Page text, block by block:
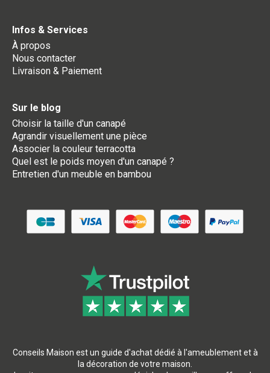
Infos & Services
À propos
Nous contacter
Livraison & Paiement
Sur le blog
Choisir la taille d'un canapé
Agrandir visuellement une pièce
Associer la couleur terracotta
Quel est le poids moyen d'un canapé ?
Entretien d'un meuble en bambou
Conseils Maison est un guide d'achat dédié à l'ameublement et à
la décoration de votre maison.